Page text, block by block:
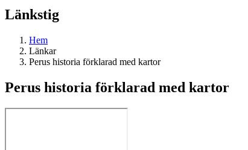
Länkstig
Hem
Länkar
Perus historia förklarad med kartor
Perus historia förklarad med kartor